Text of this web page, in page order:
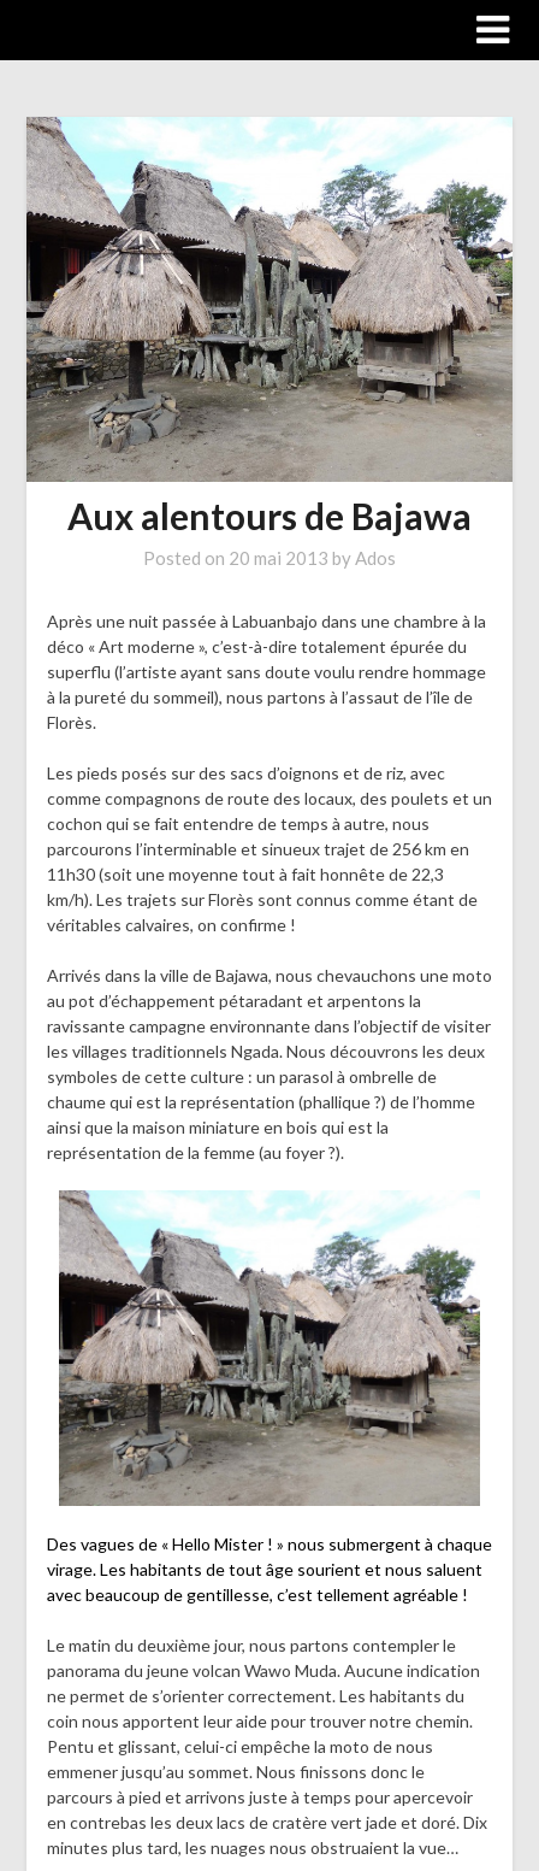
Aux alentours de Bajawa
Posted on 20 mai 2013 byAdos
Après une nuit passée à Labuanbajo dans une chambre à la
déco « Art moderne », c’est-à-dire totalement épurée du
superflu (l’artiste ayant sans doute voulu rendre hommage
à la pureté du sommeil), nous partons à l’assaut de l’île de
Florès.
Les pieds posés sur des sacs d’oignons et de riz, avec
comme compagnons de route des locaux, des poulets et un
cochon qui se fait entendre de temps à autre, nous
parcourons l’interminable et sinueux trajet de 256 km en
11h30 (soit une moyenne tout à fait honnête de 22,3
km/h). Les trajets sur Florès sont connus comme étant de
véritables calvaires, on confirme !
Arrivés dans la ville de Bajawa, nous chevauchons une moto
au pot d’échappement pétaradant et arpentons la
ravissante campagne environnante dans l’objectif de visiter
les villages traditionnels Ngada. Nous découvrons les deux
symboles de cette culture : un parasol à ombrelle de
chaume qui est la représentation (phallique ?) de l’homme
ainsi que la maison miniature en bois qui est la
représentation de la femme (au foyer ?).
Des vagues de « Hello Mister ! » nous submergent à chaque
virage. Les habitants de tout âge sourient et nous saluent
avec beaucoup de gentillesse, c’est tellement agréable !
Le matin du deuxième jour, nous partons contempler le
panorama du jeune volcan Wawo Muda. Aucune indication
ne permet de s’orienter correctement. Les habitants du
coin nous apportent leur aide pour trouver notre chemin.
Pentu et glissant, celui-ci empêche la moto de nous
emmener jusqu’au sommet. Nous finissons donc le
parcours à pied et arrivons juste à temps pour apercevoir
en contrebas les deux lacs de cratère vert jade et doré. Dix
minutes plus tard, les nuages nous obstruaient la vue…